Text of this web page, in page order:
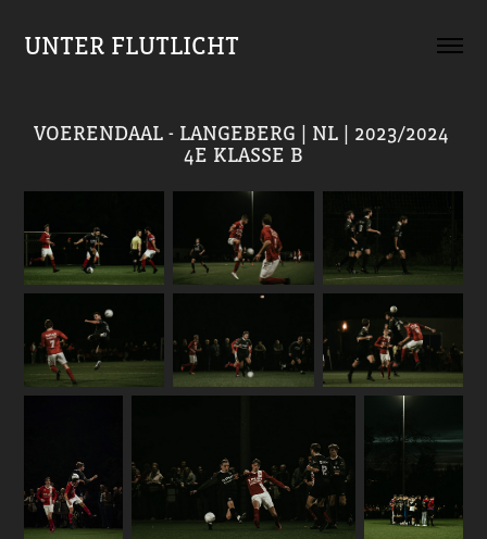
UNTER FLUTLICHT
VOERENDAAL - LANGEBERG | NL | 2023/2024
4E KLASSE B